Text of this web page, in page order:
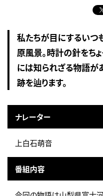
私たちが目にするいつ
原風景。時計の針をち
には知られざる物語が
跡を辿ります。
ナレーター
上白石萌音
番組内容